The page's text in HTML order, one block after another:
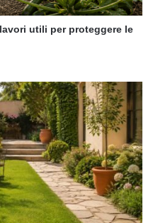
utili per proteggere le